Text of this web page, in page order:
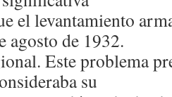
el levantamiento
agosto de 1932.
Este problema
su